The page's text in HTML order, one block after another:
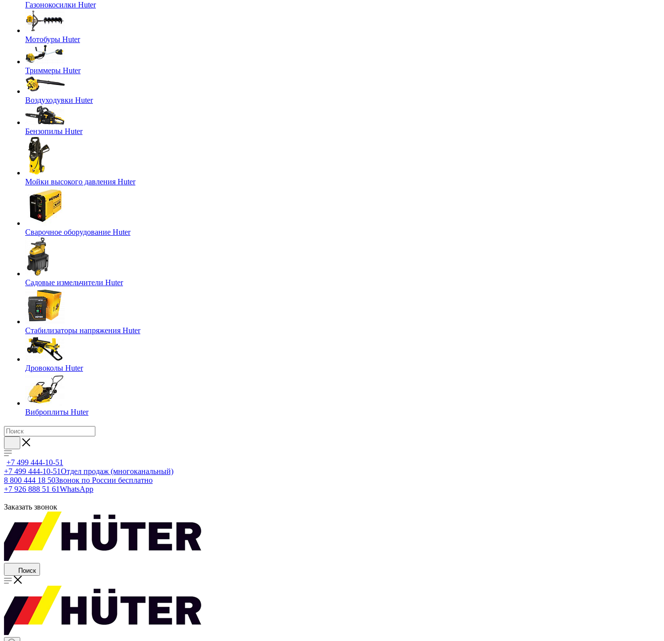
Газонокосилки Huter
Мотобуры Huter
Триммеры Huter
Воздуходувки Huter
Бензопилы Huter
Мойки высокого давления Huter
Сварочное оборудование Huter
Садовые измельчители Huter
Стабилизаторы напряжения Huter
Дровоколы Huter
Виброплиты Huter
+7 499 444-10-51
+7 499 444-10-51Отдел продаж (многоканальный)
8 800 444 18 50Звонок по России бесплатно
+7 926 888 51 61WhatsApp
Заказать звонок
Поиск